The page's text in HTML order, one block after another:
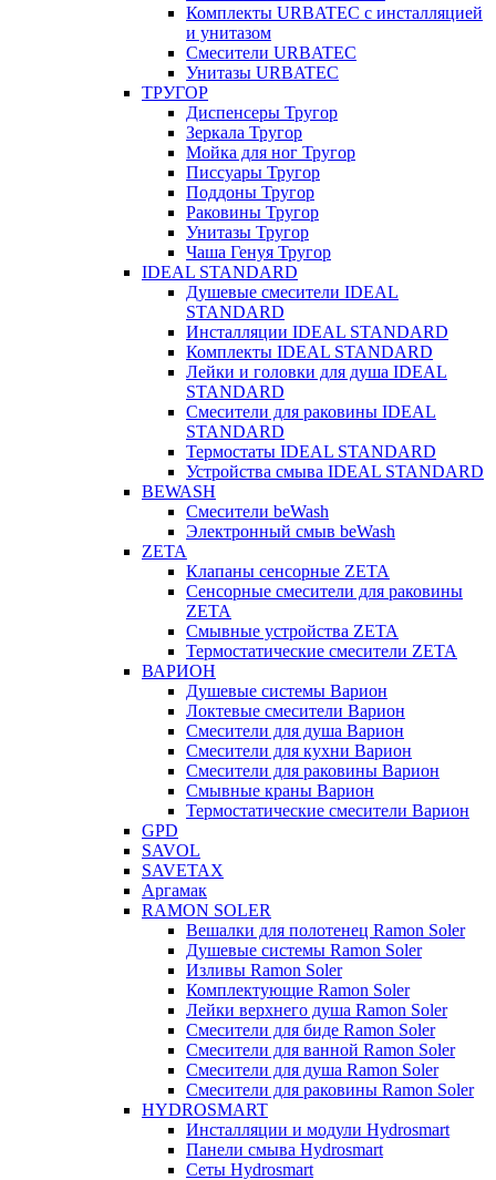
Комплекты URBATEC с инсталляцией
и унитазом
Смесители URBATEC
Унитазы URBATEC
ТРУГОР
Диспенсеры Тругор
Зеркала Тругор
Мойка для ног Тругор
Писсуары Тругор
Поддоны Тругор
Раковины Тругор
Унитазы Тругор
Чаша Генуя Тругор
IDEAL STANDARD
Душевые смесители IDEAL
STANDARD
Инсталляции IDEAL STANDARD
Комплекты IDEAL STANDARD
Лейки и головки для душа IDEAL
STANDARD
Смесители для раковины IDEAL
STANDARD
Термостаты IDEAL STANDARD
Устройства смыва IDEAL STANDARD
BEWASH
Смесители beWash
Электронный смыв beWash
ZETA
Клапаны сенсорные ZETA
Сенсорные смесители для раковины
ZETA
Смывные устройства ZETA
Термостатические смесители ZETA
ВАРИОН
Душевые системы Варион
Локтевые смесители Варион
Смесители для душа Варион
Смесители для кухни Варион
Смесители для раковины Варион
Смывные краны Варион
Термостатические смесители Варион
GPD
SAVOL
SAVETAX
Аргамак
RAMON SOLER
Вешалки для полотенец Ramon Soler
Душевые системы Ramon Soler
Изливы Ramon Soler
Комплектующие Ramon Soler
Лейки верхнего душа Ramon Soler
Смесители для биде Ramon Soler
Смесители для ванной Ramon Soler
Смесители для душа Ramon Soler
Смесители для раковины Ramon Soler
HYDROSMART
Инсталляции и модули Hydrosmart
Панели смыва Hydrosmart
Сеты Hydrosmart